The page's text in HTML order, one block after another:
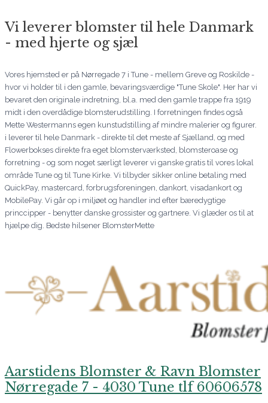
Vi leverer blomster til hele Danmark
- med hjerte og sjæl
Vores hjemsted er på Nørregade 7 i Tune - mellem Greve og Roskilde -
hvor vi holder til i den gamle, bevaringsværdige "Tune Skole". Her har vi
bevaret den originale indretning, bl.a. med den gamle trappe fra 1919
midt i den overdådige blomsterudstilling. I forretningen findes også
Mette Westermanns egen kunstudstilling af mindre malerier og figurer.
i leverer til hele Danmark - direkte til det meste af Sjælland, og med
Flowerbokses direkte fra eget blomsterværksted, blomsteroase og
forretning - og som noget særligt leverer vi ganske gratis til vores lokal
område Tune og til Tune Kirke. Vi tilbyder sikker online betaling med
QuickPay, mastercard, forbrugsforeningen, dankort, visadankort og
MobilePay. Vi går op i miljøet og handler ind efter bæredygtige
princcipper - benytter danske grossister og gartnere. Vi glæder os til at
hjælpe dig. Bedste hilsener BlomsterMette
Aarstidens Blomster & Ravn Blomster
Nørregade 7 - 4030 Tune tlf 60606578